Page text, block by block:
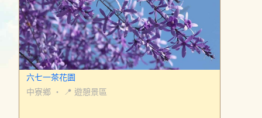
六七一茶花園
中寮鄉 ・ 📍 遊憩景區